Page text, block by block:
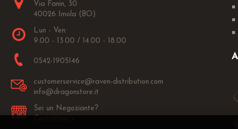
Via Fanin, 30
40026 Imola (BO)
Lun - Ven:
9.00 - 13.00 / 14.00 - 18.00
0542-1905146
customerservice@raven-distribution.com
info@dragonstore.it
Sei un Negoziante?